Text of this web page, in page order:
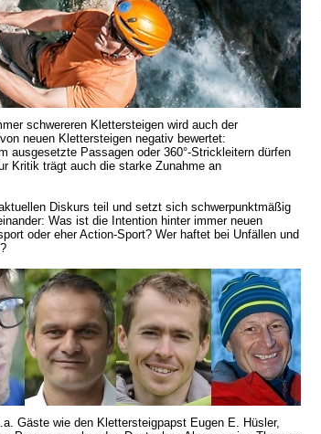
schwereren Klettersteigen wird auch der
neuen Klettersteigen negativ bewertet:
ausgesetzte Passagen oder 360°-Strickleitern dürfen
Kritik trägt auch die starke Zunahme an
Diskurs teil und setzt sich schwerpunktmäßig
Was ist die Intention hinter immer neuen
oder eher Action-Sport? Wer haftet bei Unfällen und
Gäste wie den Klettersteigpapst Eugen E. Hüsler,